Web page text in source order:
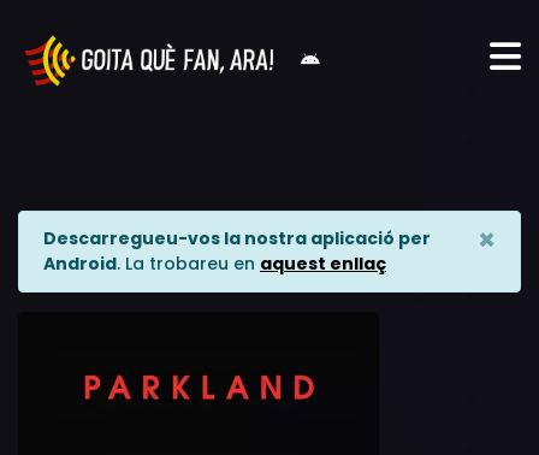
Descarregueu-vos la nostra aplicació per
Android. La trobareu en aquest enllaç
×